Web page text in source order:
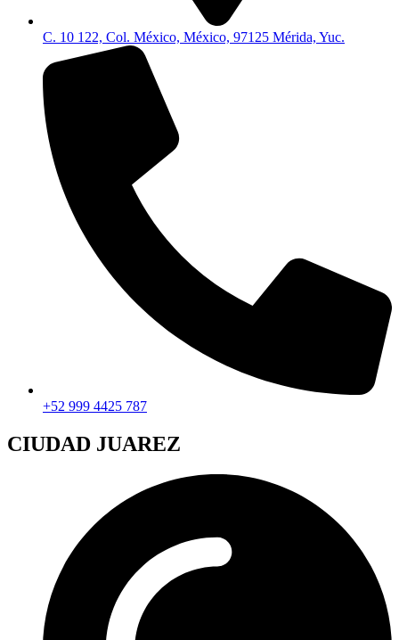
C. 10 122, Col. México, México, 97125 Mérida, Yuc.
+52 999 4425 787
CIUDAD JUAREZ